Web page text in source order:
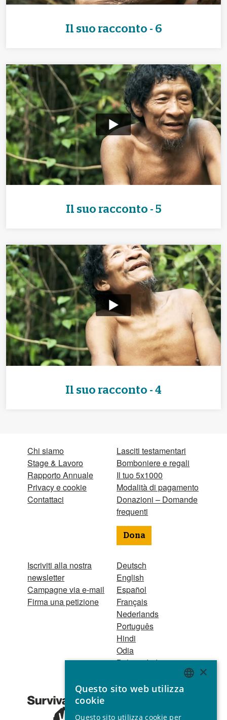
Il suo racconto - 6
Il suo racconto - 5
Il suo racconto - 4
Chi siamo
Stage & Lavoro
Rapporto Annuale
Privacy e cookie
Contattaci
Iscriviti alla nostra
newsletter
Campagne via e-mail
Firma una petizione
Lasciti testamentari
Bomboniere e regali
Il tuo 5x1000
Modalità di pagamento
Donazioni – Domande
frequenti
Dona
Deutsch
English
Español
Français
Nederlands
Português
Hindi
Odia
Bahasa Indonesia
Registro Persone
1521 Registered
ENGLISH
×
Questo sito web utilizza
cookie
Questo sito utilizza cookie per